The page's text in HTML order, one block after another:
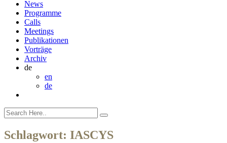
News
Programme
Calls
Meetings
Publikationen
Vorträge
Archiv
de
en
de
Schlagwort: IASCYS